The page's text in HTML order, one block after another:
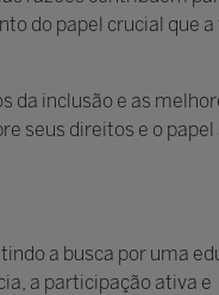
do papel crucial que
da inclusão e as
seus direitos e o
a busca por uma
a participação ativa e